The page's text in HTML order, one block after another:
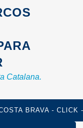
Catalana.
BRAVA - CLICK -